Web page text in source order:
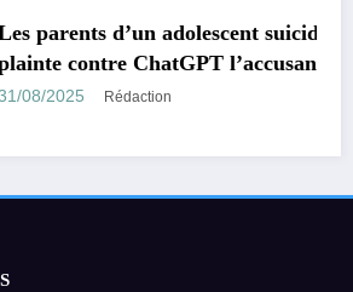
d’un adolescent suicidé portent
ChatGPT l’accusant d’avoir
son suicide.
Rédaction